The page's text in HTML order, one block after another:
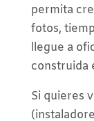
permita
fotos,
llegue a
construida
Si quieres